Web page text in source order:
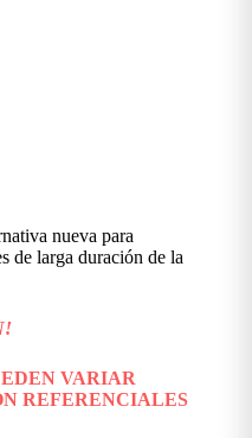
nueva para
de larga duración de la
VARIAR
REFERENCIALES